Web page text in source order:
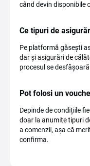
când devin disponibile
Ce tipuri de
Pe platformă găsești
dar și asigurări de
procesul se
Pot folosi un
Depinde de condițiile
doar la anumite tipuri
a comenzii, așa că
confirma.